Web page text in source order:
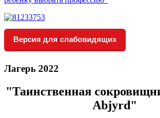
Версия для слабовидящих
Лагерь 2022
"Таинственная
Abjyrd"